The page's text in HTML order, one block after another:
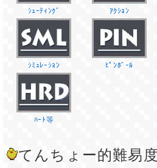
ｼｭｰﾃｨﾝｸﾞ ｱｸｼｮﾝ
ｼﾐｭﾚｰｼｮﾝ ﾋﾟﾝﾎﾞｰﾙ
ﾊｰﾄ等
てんちょー的難易